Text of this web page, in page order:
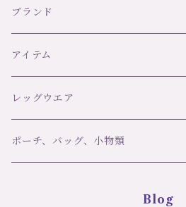
ブラック 価格：6600円
ブランド
リズ・シャルメル LISE CHARMEL
C42 ULTRA FEMININ
オーバドゥ AUBADE
ランジェリーク L’ANGELIQUE
アイテム
ブラ＆ボトムセット
スリップ・ベビードール
レッグウエア
ブランド
ポーチ、バッグ、小物類
Blog